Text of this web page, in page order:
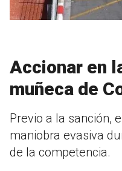
Accionar en
muñeca de
Previo a la sanción,
maniobra evasiva
de la competencia.